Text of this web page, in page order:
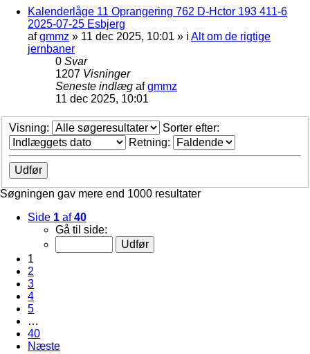
Kalenderlåge 11 Oprangering 762 D-Hctor 193 411-6
2025-07-25 Esbjerg
afgmmz » 11 dec 2025, 10:01 » i Alt om de rigtige
jernbaner
0 Svar
1207 Visninger
Seneste indlæg afgmmz
11 dec 2025, 10:01
Visning:
Sorter efter:
Retning:
Søgningen gav mere end 1000 resultater
Side 1 af40
Gå til side:
1
2
3
4
5
…
40
Næste